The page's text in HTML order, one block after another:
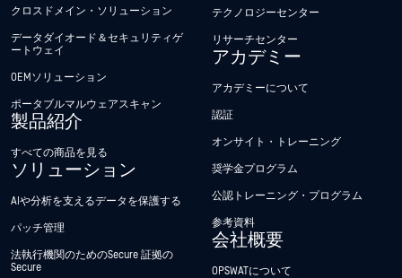
クロスドメイン・ソリューション
データダイオード＆セキュリティゲ
ートウェイ
OEMソリューション
ポータブルマルウェアスキャン
製品紹介
すべての商品を見る
ソリューション
AIや分析を支えるデータを保護する
パッチ管理
法執行機関のためのSecure 証拠の
Secure
テクノロジーセンター
リサーチセンター
アカデミー
アカデミーについて
認証
オンサイト・トレーニング
奨学金プログラム
公認トレーニング・プログラム
参考資料
会社概要
OPSWATについて